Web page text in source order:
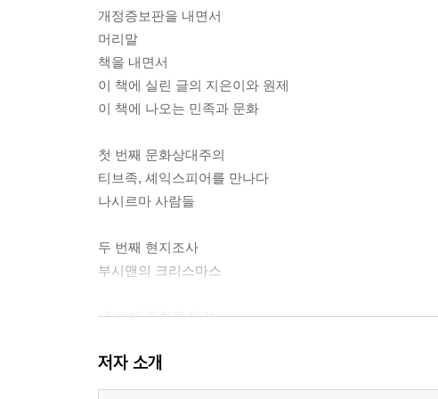
개정증보판을 내면서
머리말
책을 내면서
이 책에 실린 글의 지은이와 원제
이 책에 나오는 민족과 문화
첫 번째 문화상대주의
티브족, 셰익스피어를 만나다
나시르마 사람들
두 번째 현지조사
부시맨의 크리스마스
세 번째 문화와 인성
사나운 야노마모 남자들
저자 소개